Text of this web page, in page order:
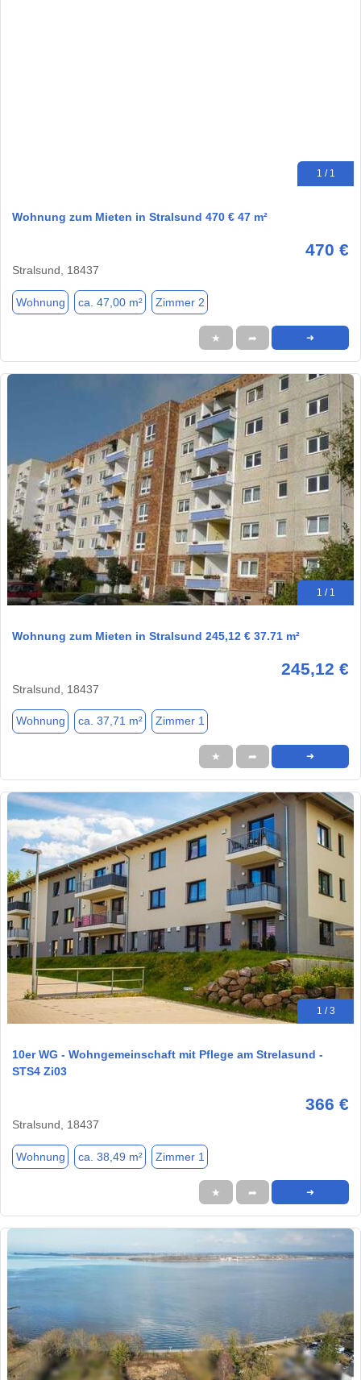
1 / 1
Wohnung zum Mieten in Stralsund 470 € 47 m²
470 €
Stralsund, 18437
Wohnung ca. 47,00 m² Zimmer 2
★ ➦ ➜
1 / 1
Wohnung zum Mieten in Stralsund 245,12 € 37.71 m²
245,12 €
Stralsund, 18437
Wohnung ca. 37,71 m² Zimmer 1
★ ➦ ➜
1 / 3
10er WG - Wohngemeinschaft mit Pflege am Strelasund -
STS4 Zi03
366 €
Stralsund, 18437
Wohnung ca. 38,49 m² Zimmer 1
★ ➦ ➜